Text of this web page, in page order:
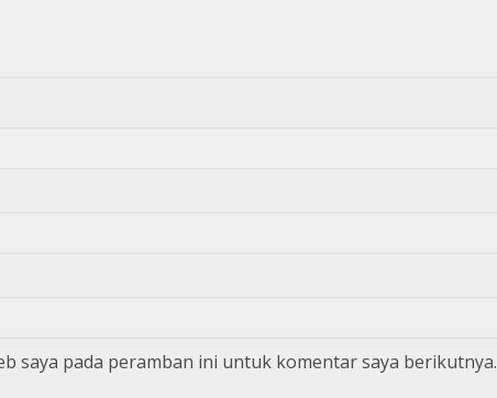
saya pada peramban ini untuk komentar saya berikutnya.